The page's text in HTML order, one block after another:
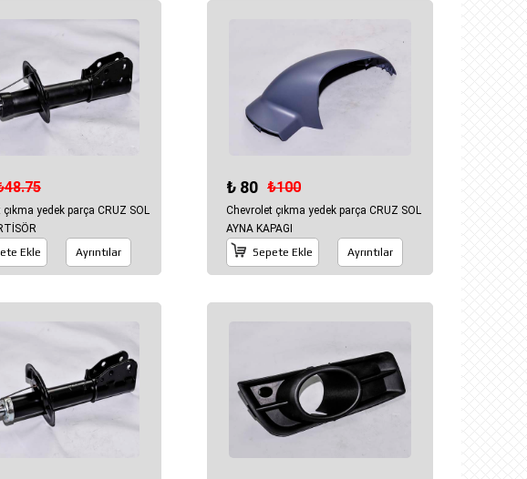
yedek parça CRUZ SOL
Ekle
Ayrıntılar
₺ 80 ₺100
Chevrolet çıkma yedek parça CRUZ SOL
AYNA KAPAGI
Sepete Ekle
Ayrıntılar